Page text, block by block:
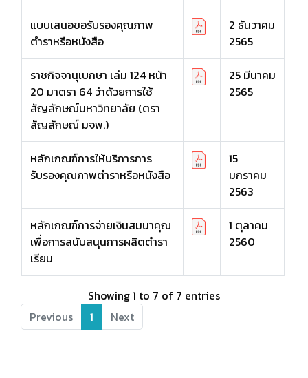
แบบเสนอขอรับรองคุณภาพ
ตำราหรือหนังสือ
2 ธันวาคม
2565
ราชกิจจานุเบกษา เล่ม 124 หน้า
20 มาตรา 64 ว่าด้วยการใช้
สัญลักษณ์มหาวิทยาลัย (ตรา
สัญลักษณ์ มจพ.)
25 มีนาคม
2565
หลักเกณฑ์การให้บริการการ
รับรองคุณภาพตำราหรือหนังสือ
15
มกราคม
2563
หลักเกณฑ์การจ่ายเงินสมนาคุณ
เพื่อการสนับสนุนการผลิตตำรา
เรียน
1 ตุลาคม
2560
Showing 1 to 7 of 7 entries
Previous
1 Next